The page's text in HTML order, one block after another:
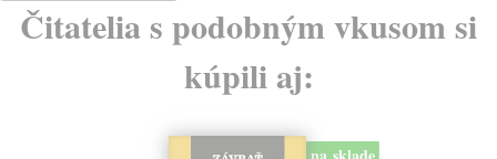
Čitatelia s podobným vkusom si
kúpili aj: